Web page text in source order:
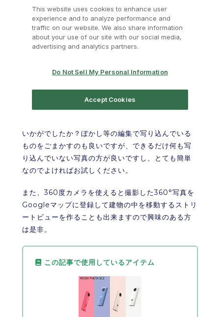
いかがでしたか？ぼかし等の編集で写り込んでいる
ものをごまかすのも良いですが、できるだけ何も写
り込んでいない写真の方が良いですし、とても簡単
なのでよければお試しください。
また、360度カメラを使えると撮影した360°写真を
Googleマップに登録して建物の中を移動するストリ
ートビューを作ることも出来ますので興味のある方
は是非。
この記事で使用しているアイテム